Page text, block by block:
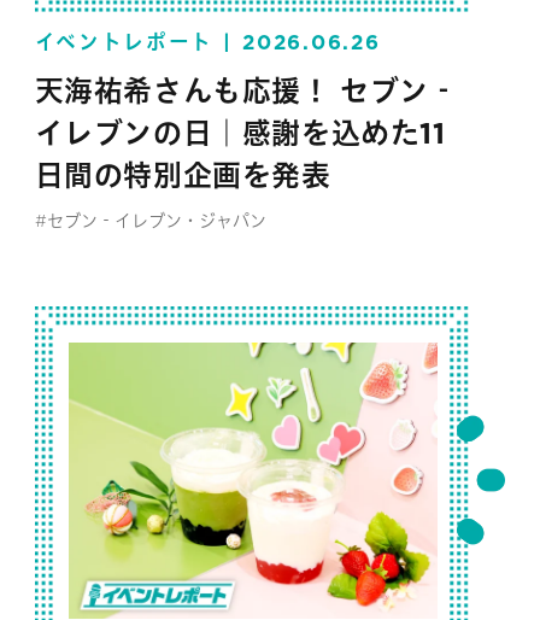
イベントレポート 2026.06.26
天海祐希さんも応援！ セブン‐
イレブンの日｜感謝を込めた11
日間の特別企画を発表
#セブン‐イレブン・ジャパン